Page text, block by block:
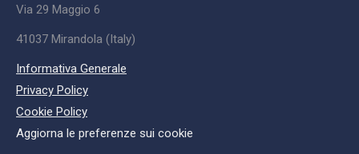
Via 29 Maggio 6
41037 Mirandola (Italy)
Informativa Generale
Privacy Policy
Cookie Policy
Aggiorna le preferenze sui cookie